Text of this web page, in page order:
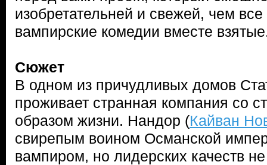
изобретательней и свежей, чем
вампирские комедии вместе
Сюжет
В одном из причудливых домов
проживает странная компания со
образом жизни. Нандор (Кайван
свирепым воином Османской
вампиром, но лидерских качеств